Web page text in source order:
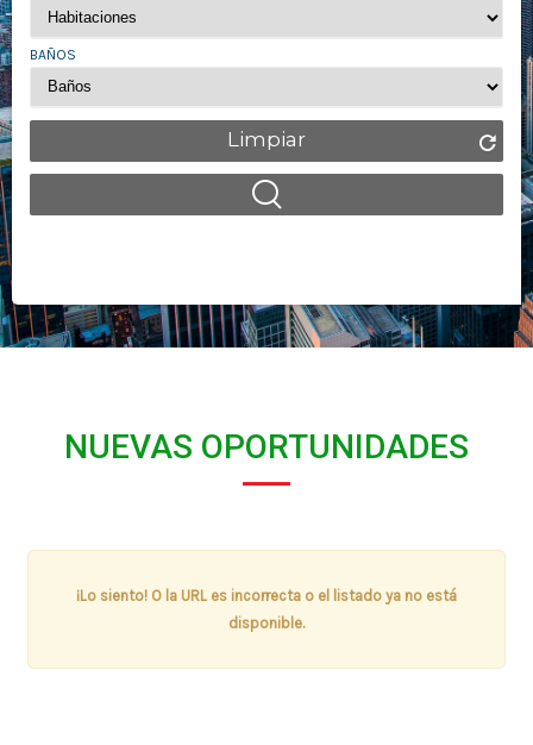
BAÑOS
Limpiar
NUEVAS OPORTUNIDADES
¡Lo siento! O la URL es incorrecta o el listado ya no está
disponible.